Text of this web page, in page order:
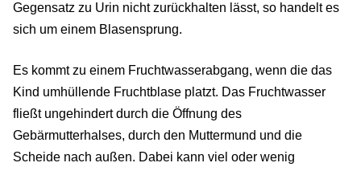
Gegensatz zu Urin nicht zurückhalten lässt, so handelt es
sich um einem Blasensprung.
Es kommt zu einem Fruchtwasserabgang, wenn die das
Kind umhüllende Fruchtblase platzt. Das Fruchtwasser
fließt ungehindert durch die Öffnung des
Gebärmutterhalses, durch den Muttermund und die
Scheide nach außen. Dabei kann viel oder wenig